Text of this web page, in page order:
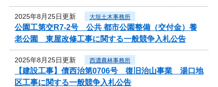
2025年8月25日更新 大垣土木事務所
公園工第交R7-2号 公共 都市公園整備（交付金）養
老公園 東屋改修工事に関する一般競争入札公告
2025年8月25日更新 西濃農林事務所
【建設工事】債西治第0706号 復旧治山事業 湯口地
区工事に関する一般競争入札公告